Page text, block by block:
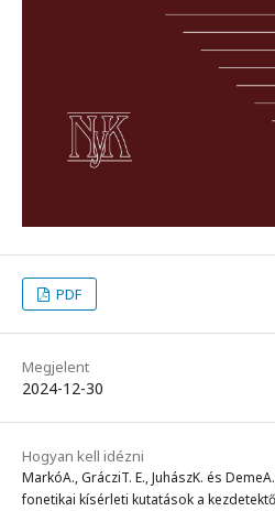
PDF
Megjelent
2024-12-30
Hogyan kell idézni
MarkóA., GrácziT. E., JuhászK. és
fonetikai kísérleti kutatások a